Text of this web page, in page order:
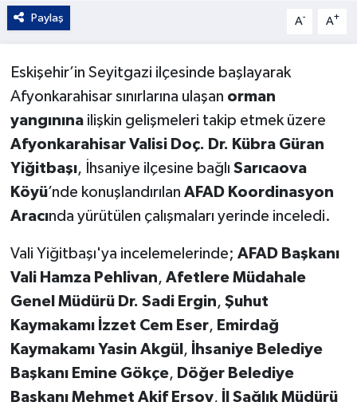
Paylaş A- A+
Eskişehir’in Seyitgazi ilçesinde başlayarak
Afyonkarahisar sınırlarına ulaşan orman
yangınınailişkin gelişmeleri takip etmek üzere
Afyonkarahisar Valisi Doç. Dr. Kübra Güran
Yiğitbaşı, İhsaniye ilçesine bağlı Sarıcaova
Köyü’nde konuşlandırılan AFAD Koordinasyon
Aracında yürütülen çalışmaları yerinde inceledi.
Vali Yiğitbaşı'ya incelemelerinde; AFAD Başkanı
Vali Hamza Pehlivan, Afetlere Müdahale
Genel Müdürü Dr. Sadi Ergin, Şuhut
Kaymakamı İzzet Cem Eser, Emirdağ
Kaymakamı Yasin Akgül ,
İhsaniye Belediye
Başkanı Emine Gökçe, Döğer Belediye
Başkanı Mehmet Akif Ersoy,
İl Sağlık Müdürü